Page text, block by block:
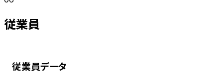
従業員
従業員データ